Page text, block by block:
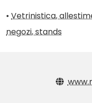
• Vetrinistica,
negozi, stands